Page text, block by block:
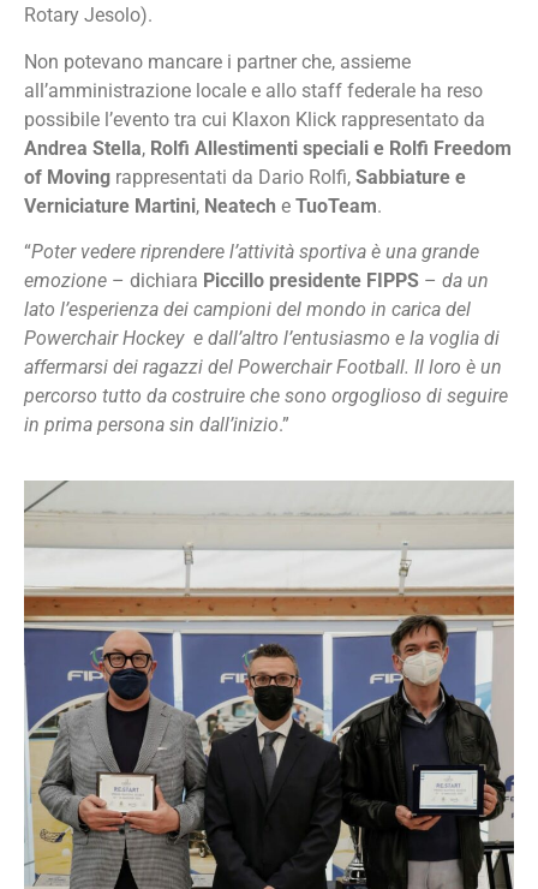
Rotary Jesolo).
Non potevano mancare i partner che, assieme
all’amministrazione locale e allo staff federale ha reso
possibile l’evento tra cui Klaxon Klick rappresentato da
Andrea Stella, Rolfi Allestimenti speciali e Rolfi Freedom
of Moving rappresentati da Dario Rolfi, Sabbiature e
Verniciature Martini, Neatech e TuoTeam.
“Poter vedere riprendere l’attività sportiva è una grande
emozione – dichiara Piccillo presidente FIPPS – da un
lato l’esperienza dei campioni del mondo in carica del
Powerchair Hockey e dall’altro l’entusiasmo e la voglia di
affermarsi dei ragazzi del Powerchair Football. Il loro è un
percorso tutto da costruire che sono orgoglioso di seguire
in prima persona sin dall’inizio.”